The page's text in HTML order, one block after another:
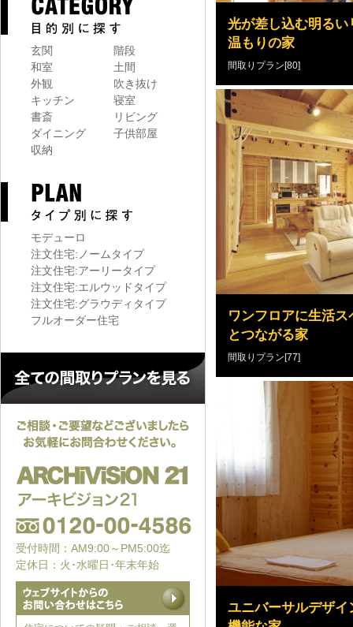
光が差し込む明る
温もりの家
間取りプラン[80]
ワンフロアに生活
とつながる家
間取りプラン[77]
ユニバーサルデザ
玄関
階段
和室
土間
外観
吹き抜け
キッチン
寝室
書斎
リビング
ダイニング
子供部屋
収納
モデューロ
注文住宅:ノームタイプ
注文住宅:アーリータイプ
注文住宅:エルウッドタイプ
注文住宅:グラウディタイプ
フルオーダー住宅
受付時間：AM9:00～PM5:00迄
定休日：火･水曜日･年末年始